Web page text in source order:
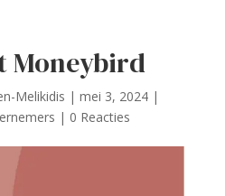
Moneybird
Melikidis | mei 3, 2024|
| 0 Reacties